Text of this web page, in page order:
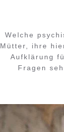
Welche
Mütter, ihre
Aufklärung
Fragen